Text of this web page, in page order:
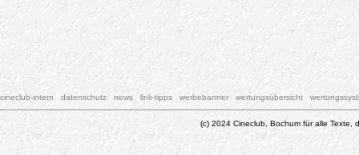
cineclub-intern datenschutz news link-tipps werbebanner wertungsübersicht
(c) 2024 Cineclub, Bochum für alle Texte,